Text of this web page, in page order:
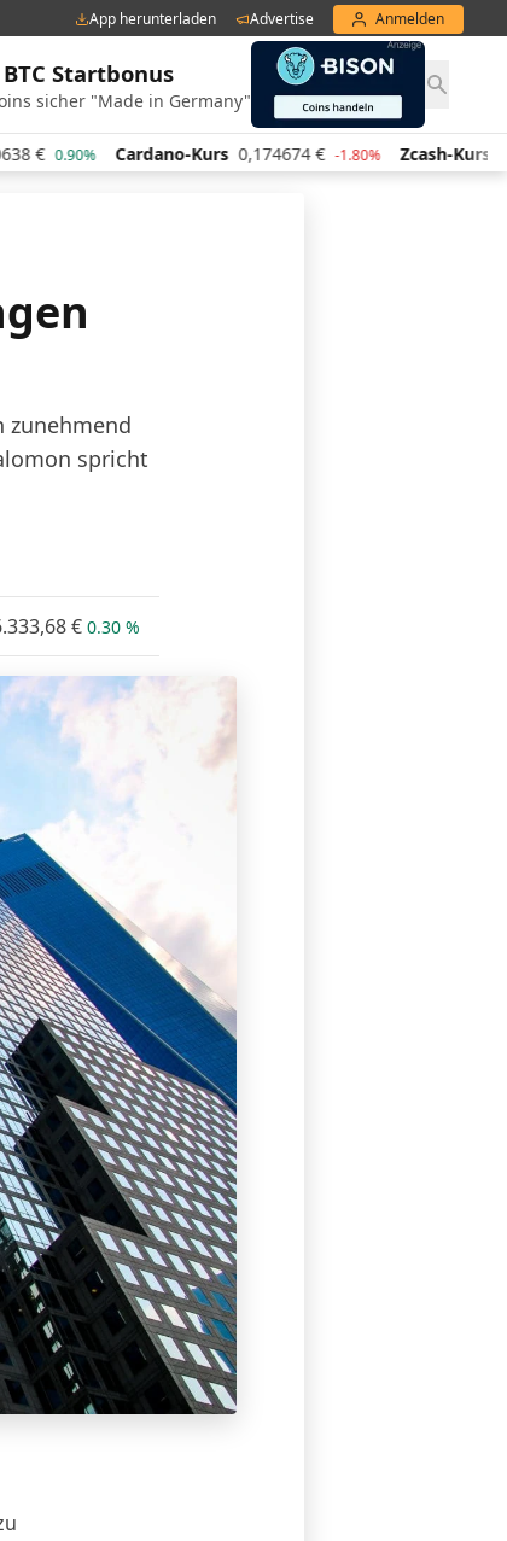
App herunterladen Advertise Anmelden
Startbonus
sicher "Made in Germany"
Cardano-Kurs 0,174674 € -1.80% Zcash-Kurs 446,33 €
zunehmend
spricht
€ 0.30 %